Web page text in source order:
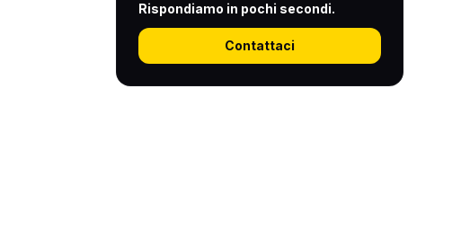
Rispondiamo in pochi secondi.
Contattaci